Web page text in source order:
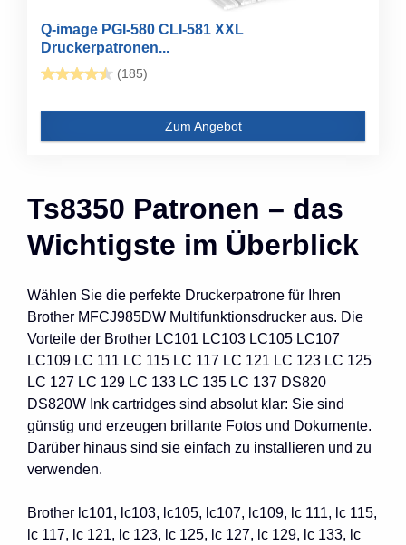
Q-image PGI-580 CLI-581 XXL
Druckerpatronen...
(185)
Zum Angebot
Ts8350 Patronen – das
Wichtigste im Überblick
Wählen Sie die perfekte Druckerpatrone für Ihren
Brother MFCJ985DW Multifunktionsdrucker aus. Die
Vorteile der Brother LC101 LC103 LC105 LC107
LC109 LC 111 LC 115 LC 117 LC 121 LC 123 LC 125
LC 127 LC 129 LC 133 LC 135 LC 137 DS820
DS820W Ink cartridges sind absolut klar: Sie sind
günstig und erzeugen brillante Fotos und Dokumente.
Darüber hinaus sind sie einfach zu installieren und zu
verwenden.
Brother lc101, lc103, lc105, lc107, lc109, lc 111, lc 115,
lc 117, lc 121, lc 123, lc 125, lc 127, lc 129, lc 133, lc